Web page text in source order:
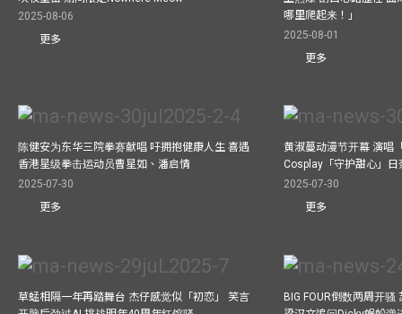
2025-08-06
更多
哪里爬起来！」
2025-08-01
更多
陈健安为东华三院拳赛献唱 吁拥抱健康人生 喜遇
香港星级拳击运动员曹星如、潘启情
2025-07-30
更多
黄淑蔓动漫节开幕 演唱
Cosplay「守护甜心」
2025-07-30
更多
草蜢相隔一年再踏舞台 杰仔感觉似「初恋」 笑言
BIG FOUR倒数两周开